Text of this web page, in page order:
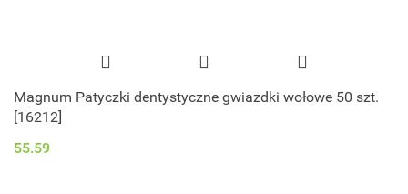
Magnum Patyczki dentystyczne gwiazdki wołowe 50 szt.
[16212]
55.59